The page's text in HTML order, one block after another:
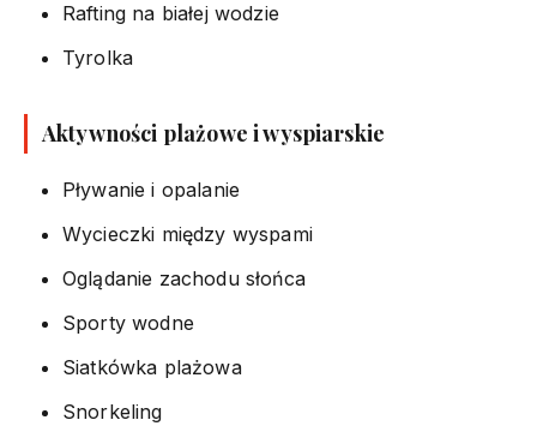
Rafting na białej wodzie
Tyrolka
Aktywności plażowe i wyspiarskie
Pływanie i opalanie
Wycieczki między wyspami
Oglądanie zachodu słońca
Sporty wodne
Siatkówka plażowa
Snorkeling